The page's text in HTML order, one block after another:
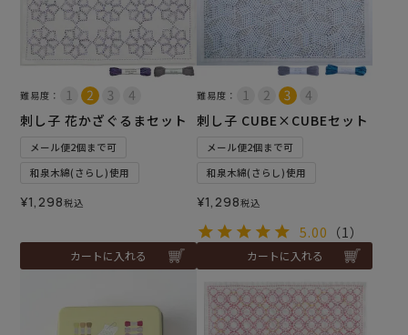
難易度：
刺し子 花かざぐるまセット
メール便2個まで可
和泉木綿(さらし)使用
¥1,298税込
カートに入れる
難易度：
刺し子 CUBE×CUBEセット
メール便2個まで可
和泉木綿(さらし)使用
¥1,298税込
5.00 （1）
カートに入れる